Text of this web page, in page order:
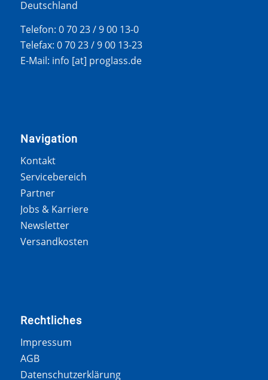
Deutschland
Telefon: 0 70 23 / 9 00 13-0
Telefax: 0 70 23 / 9 00 13-23
E-Mail: info [at] proglass.de
Navigation
Kontakt
Servicebereich
Partner
Jobs & Karriere
Newsletter
Versandkosten
Rechtliches
Impressum
AGB
Datenschutzerklärung